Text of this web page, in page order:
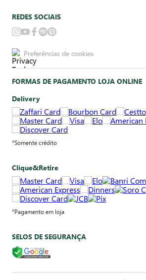
REDES SOCIAIS
Preferências de cookies
FORMAS DE PAGAMENTO LOJA ONLINE
Delivery
*Somente crédito
Clique&Retire
*Pagamento em loja
SELOS DE SEGURANÇA